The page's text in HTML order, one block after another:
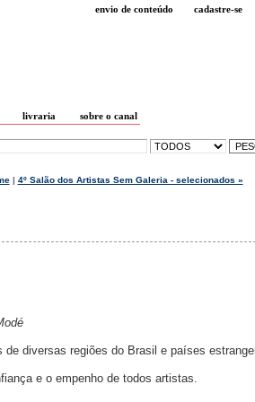
envio de conteúdo cadastre-se
livraria sobre o canal
| 4º Salão dos Artistas Sem Galeria - selecionados »
diversas regiões do Brasil e países
e o empenho de todos artistas.